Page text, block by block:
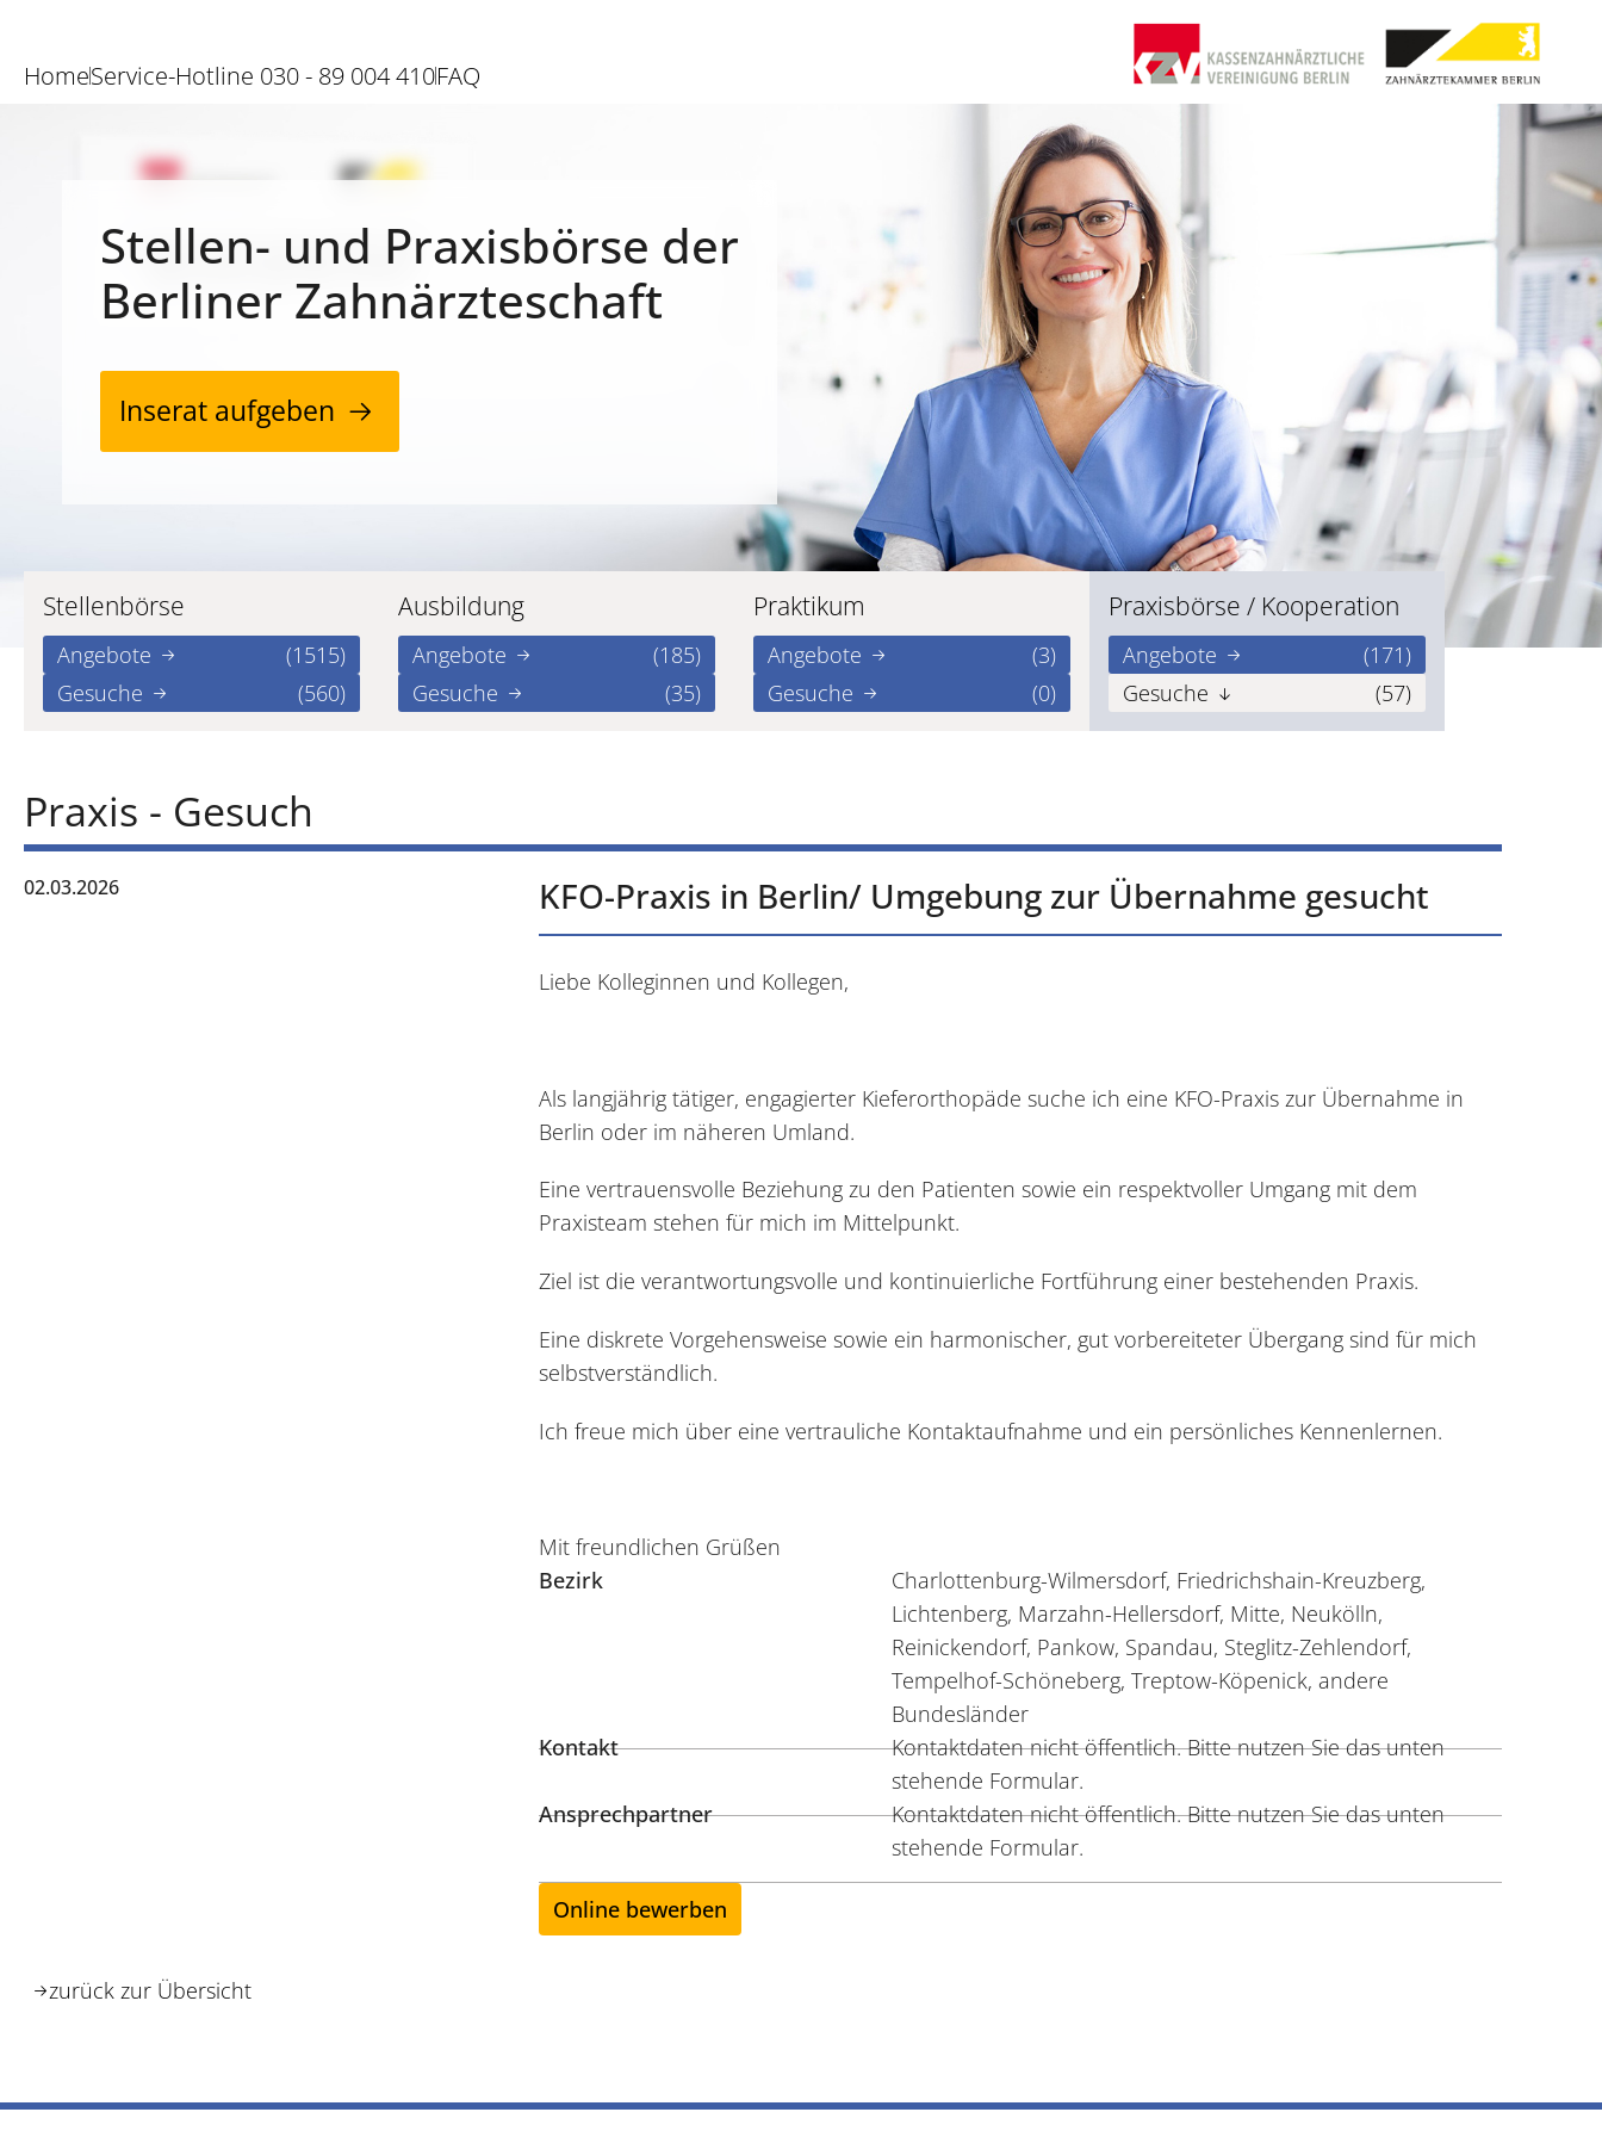
HomeService-Hotline 030 - 89 004 410FAQ
Stellen- und Praxisbörse der
Berliner Zahnärzteschaft
Inserat aufgeben
Stellenbörse
Angebote
(1515)
Gesuche
(560)
Ausbildung
Angebote
(185)
Gesuche
(35)
Praktikum
Angebote
(3)
Gesuche
(0)
Praxisbörse / Kooperation
Angebote
(171)
Gesuche
(57)
Praxis - Gesuch
02.03.2026 KFO-Praxis in Berlin/ Umgebung zur Übernahme gesucht
Liebe Kolleginnen und Kollegen,
Als langjährig tätiger, engagierter Kieferorthopäde suche ich eine KFO-Praxis zur Übernahme in
Berlin oder im näheren Umland.
Eine vertrauensvolle Beziehung zu den Patienten sowie ein respektvoller Umgang mit dem
Praxisteam stehen für mich im Mittelpunkt.
Ziel ist die verantwortungsvolle und kontinuierliche Fortführung einer bestehenden Praxis.
Eine diskrete Vorgehensweise sowie ein harmonischer, gut vorbereiteter Übergang sind für mich
selbstverständlich.
Ich freue mich über eine vertrauliche Kontaktaufnahme und ein persönliches Kennenlernen.
Mit freundlichen Grüßen
Bezirk
Charlottenburg-Wilmersdorf, Friedrichshain-Kreuzberg,
Lichtenberg, Marzahn-Hellersdorf, Mitte, Neukölln,
Reinickendorf, Pankow, Spandau, Steglitz-Zehlendorf,
Tempelhof-Schöneberg, Treptow-Köpenick, andere
Bundesländer
Kontakt
Kontaktdaten nicht öffentlich. Bitte nutzen Sie das unten
stehende Formular.
Ansprechpartner
Kontaktdaten nicht öffentlich. Bitte nutzen Sie das unten
stehende Formular.
Online bewerben
zurück zur Übersicht